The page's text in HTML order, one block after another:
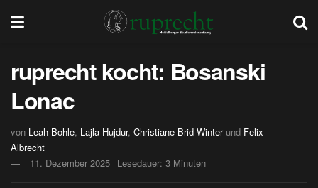
ruprecht kocht: Bosanski
Lonac
von Leah Bohle, Lajla Hujdur, Christiane Brid Winterund Felix
Albrecht
11. Dezember 2025 Lesedauer: 3 Minuten